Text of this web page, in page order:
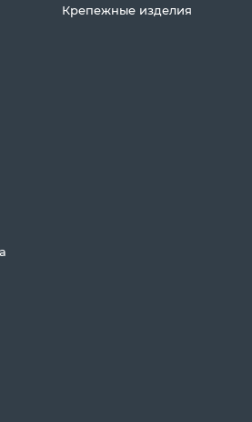
Крепежные изделия